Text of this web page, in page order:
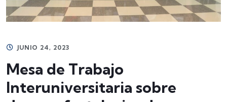
JUNIO 24, 2023
Mesa de Trabajo
Interuniversitaria sobre